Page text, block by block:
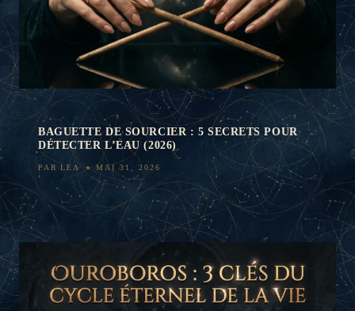
BAGUETTE DE SOURCIER : 5 SECRETS POUR
DÉTECTER L’EAU (2026)
PAR LEA MAI 31, 2026